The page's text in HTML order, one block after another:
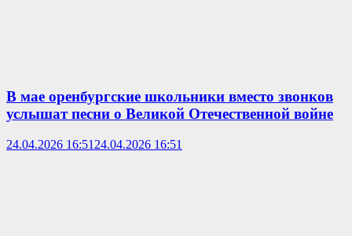
В мае оренбургские школьники вместо звонков
услышат песни о Великой Отечественной войне
24.04.2026 16:51 24.04.2026 16:51